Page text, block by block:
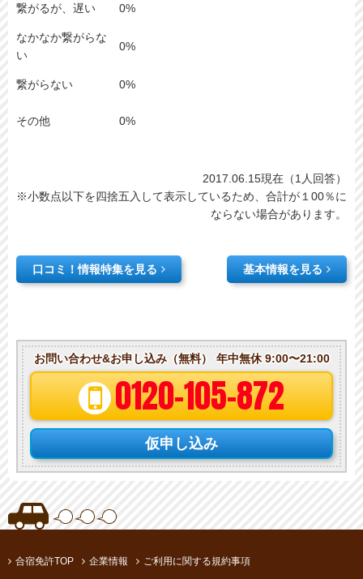
繋がるが、遅い
なかなか繋がらな
い
繋がらない
その他
2017.06.15現在（1人回答）
※小数点以下を四捨五入して表示しているため、合計が１00％に
ならない場合があります。
基本情報を見る
口コミ！情報特集を見る
お問い合わせ&お申し込み（無料） 年中無休 9:00〜21:00
0120-105-872
仮申し込み
合宿免許TOP 企業情報
ご利用に関する規約事項